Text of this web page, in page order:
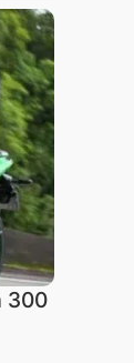
300